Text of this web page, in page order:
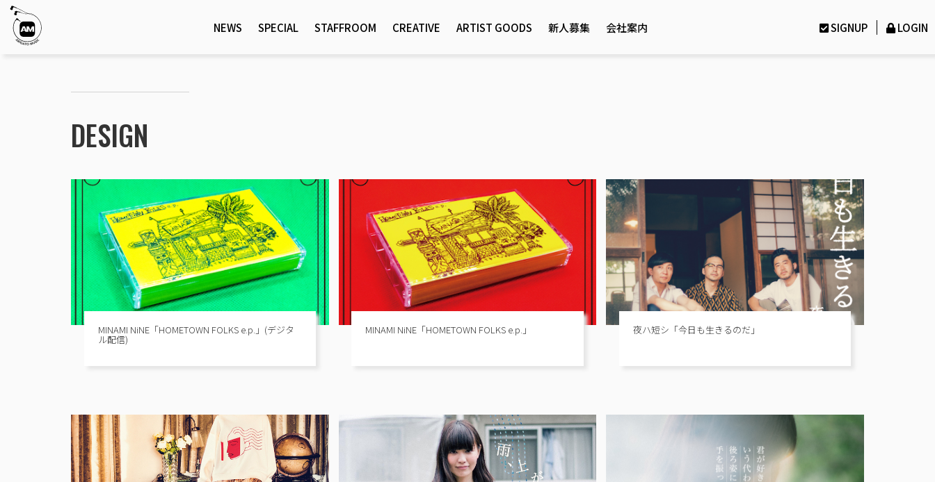
NEWS SPECIAL STAFFROOM CREATIVE ARTIST GOODS 新人募集 会社案内 SIGNUP LOGIN
DESIGN
MINAMI NiNE「HOMETOWN FOLKS e.p.」(デジタ
ル配信)
MINAMI NiNE「HOMETOWN FOLKS e.p.」 夜ハ短シ「今日も生きるのだ」